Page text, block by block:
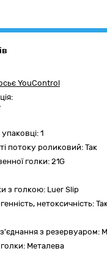
YouControl
упаковці: 1
потоку роликовий: Так
голки: 21G
з голкою: Luer Slip
нетоксичність:
з резервуаром:
голки: Металева